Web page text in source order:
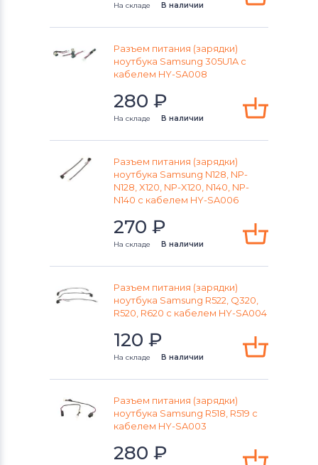
Разъемы питания для ноутбуков
Olivetti
Разъемы питания для ноутбуков
Разъемы питания для ноутбуков
Fujitsu-Siemens
Разъемы питания для ноутбуков
Разъемы питания для ноутбуков
Разъемы питания для ноутбуков
Универсальный
Разъемы питания для ноутбуков
На складе В наличии
Разъем питания (зарядки)
ноутбука Samsung 305U1A с
кабелем HY-SA008
280 ₽
На складе В наличии
Разъем питания (зарядки)
ноутбука Samsung N128, NP-
N128, X120, NP-X120, N140, NP-
N140 с кабелем HY-SA006
270 ₽
На складе В наличии
Разъем питания (зарядки)
ноутбука Samsung R522, Q320,
R520, R620 с кабелем HY-SA004
120 ₽
На складе В наличии
Разъем питания (зарядки)
ноутбука Samsung R518, R519 с
кабелем HY-SA003
280 ₽